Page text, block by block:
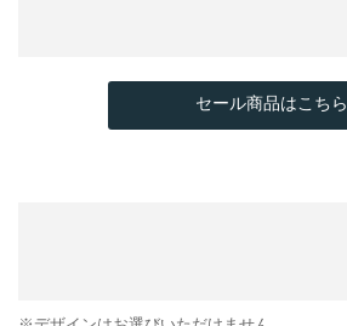
セール商品はこちら